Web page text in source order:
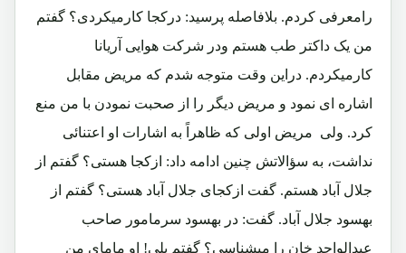
رامعرفی کردم. بلافاصله پرسید: درکجا کارمیکردی؟ گفتم
من یک داکتر طب هستم ودر شرکت هوایی آریانا
کارمیکردم. دراین وقت متوجه شدم که مریض مقابل
اشاره ای نمود و مریض دیگر را از صحبت نمودن با من منع
کرد. ولی مریض اولی که ظاهراً به اشارات او اعتنائی
نداشت، به سؤالاتش چنین ادامه داد: ازکجا هستی؟ گفتم از
جلال آباد هستم. گفت ازکجای جلال آباد هستی؟ گفتم از
بهسود جلال آباد. گفت: در بهسود سرمامور صاحب
عبدالواحد خان را میشناسی؟ گفتم بلی! او مامای من